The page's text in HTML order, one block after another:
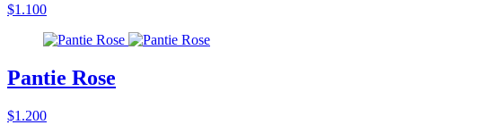
$1.100
Pantie Rose
$1.200